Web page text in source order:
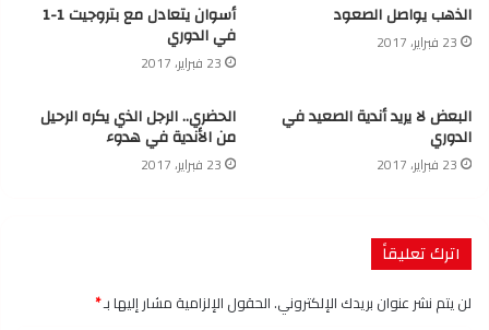
الذهب يواصل الصعود
23 فبراير، 2017
أسوان يتعادل مع بتروجيت 1-1
في الدوري
23 فبراير، 2017
البعض لا يريد أندية الصعيد في
الدوري
23 فبراير، 2017
الحضري.. الرجل الذي يكره الرحيل
من الأندية في هدوء
23 فبراير، 2017
اترك تعليقاً
لن يتم نشر عنوان بريدك الإلكتروني.الحقول الإلزامية مشار إليها بـ*